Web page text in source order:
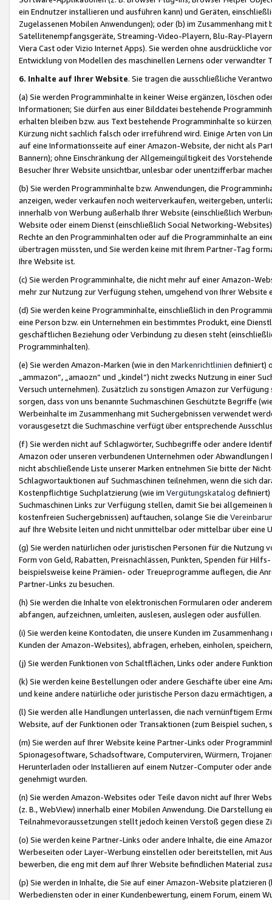
ein Endnutzer installieren und ausführen kann) und Geräten,
Zugelassenen Mobilen Anwendungen); oder (b) im Zusammenhang
Satellitenempfangsgeräte, Streaming-Video-Playern, Blu-Ray-
Viera Cast oder Vizio Internet Apps). Sie werden ohne ausdrückliche
Entwicklung von Modellen des maschinellen Lernens oder
6. Inhalte auf Ihrer Website. Sie tragen die ausschließliche
(a) Sie werden Programminhalte in keiner Weise ergänzen, löschen
Informationen; Sie dürfen aus einer Bilddatei bestehende
erhalten bleiben bzw. aus Text bestehende Programminhalte so
Kürzung nicht sachlich falsch oder irreführend wird. Einige Arten von
auf eine Informationsseite auf einer Amazon-Website, der nicht als
Bannern); ohne Einschränkung der Allgemeingültigkeit des
Besucher Ihrer Website unsichtbar, unlesbar oder unentzifferbar
(b) Sie werden Programminhalte bzw. Anwendungen, die
anzeigen, weder verkaufen noch weiterverkaufen, weitergeben,
innerhalb von Werbung außerhalb Ihrer Website (einschließlich
Website oder einem Dienst (einschließlich Social Networking-
Rechte an den Programminhalten oder auf die Programminhalte an
übertragen müssten, und Sie werden keine mit Ihrem Partner-Tag
Ihre Website ist.
(c) Sie werden Programminhalte, die nicht mehr auf einer Amazon-
mehr zur Nutzung zur Verfügung stehen, umgehend von Ihrer
(d) Sie werden keine Programminhalte, einschließlich in den
eine Person bzw. ein Unternehmen ein bestimmtes Produkt, eine
geschäftlichen Beziehung oder Verbindung zu diesen steht
Programminhalten).
(e) Sie werden Amazon-Marken (wie in den Markenrichtlinien definiert)
„ammazon“, „amaozn“ und „kindel“) nicht zwecks Nutzung in einer
Versuch unternehmen). Zusätzlich zu sonstigen Amazon zur
sorgen, dass von uns benannte Suchmaschinen Geschützte Begriffe
Werbeinhalte im Zusammenhang mit Suchergebnissen verwendet
vorausgesetzt die Suchmaschine verfügt über entsprechende
(f) Sie werden nicht auf Schlagwörter, Suchbegriffe oder andere
Amazon oder unseren verbundenen Unternehmen oder
nicht abschließende Liste unserer Marken entnehmen Sie bitte der
Schlagwortauktionen auf Suchmaschinen teilnehmen, wenn die sich
Kostenpflichtige Suchplatzierung (wie im Vergütungskatalog definiert)
Suchmaschinen Links zur Verfügung stellen, damit Sie bei
kostenfreien Suchergebnissen) auftauchen, solange Sie die
auf Ihre Website leiten und nicht unmittelbar oder mittelbar über eine
(g) Sie werden natürlichen oder juristischen Personen für die Nutzung
Form von Geld, Rabatten, Preisnachlässen, Punkten, Spenden für
beispielsweise keine Prämien- oder Treueprogramme auflegen, die
Partner-Links zu besuchen.
(h) Sie werden die Inhalte von elektronischen Formularen oder
abfangen, aufzeichnen, umleiten, auslesen, auslegen oder ausfüllen.
(i) Sie werden keine Kontodaten, die unsere Kunden im
Kunden der Amazon-Websites), abfragen, erheben, einholen,
(j) Sie werden Funktionen von Schaltflächen, Links oder andere
(k) Sie werden keine Bestellungen oder andere Geschäfte über eine
und keine andere natürliche oder juristische Person dazu
(l) Sie werden alle Handlungen unterlassen, die nach vernünftigem
Website, auf der Funktionen oder Transaktionen (zum Beispiel
(m) Sie werden auf Ihrer Website keine Partner-Links oder
Spionagesoftware, Schadsoftware, Computerviren, Würmern,
Herunterladen oder Installieren auf einem Nutzer-Computer oder
genehmigt wurden.
(n) Sie werden Amazon-Websites oder Teile davon nicht auf Ihrer
(z. B., WebView) innerhalb einer Mobilen Anwendung. Die Darstellung
Teilnahmevoraussetzungen stellt jedoch keinen Verstoß gegen diese
(o) Sie werden keine Partner-Links oder andere Inhalte, die eine
Werbeseiten oder Layer-Werbung einstellen oder bereitstellen, mit
bewerben, die eng mit dem auf Ihrer Website befindlichen Material
(p) Sie werden in Inhalte, die Sie auf einer Amazon-Website
Werbediensten oder in einer Kundenbewertung, einem Forum, einem